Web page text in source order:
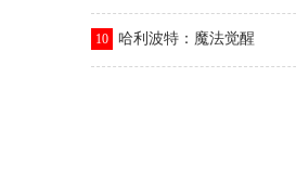
10 哈利波特：魔法觉醒